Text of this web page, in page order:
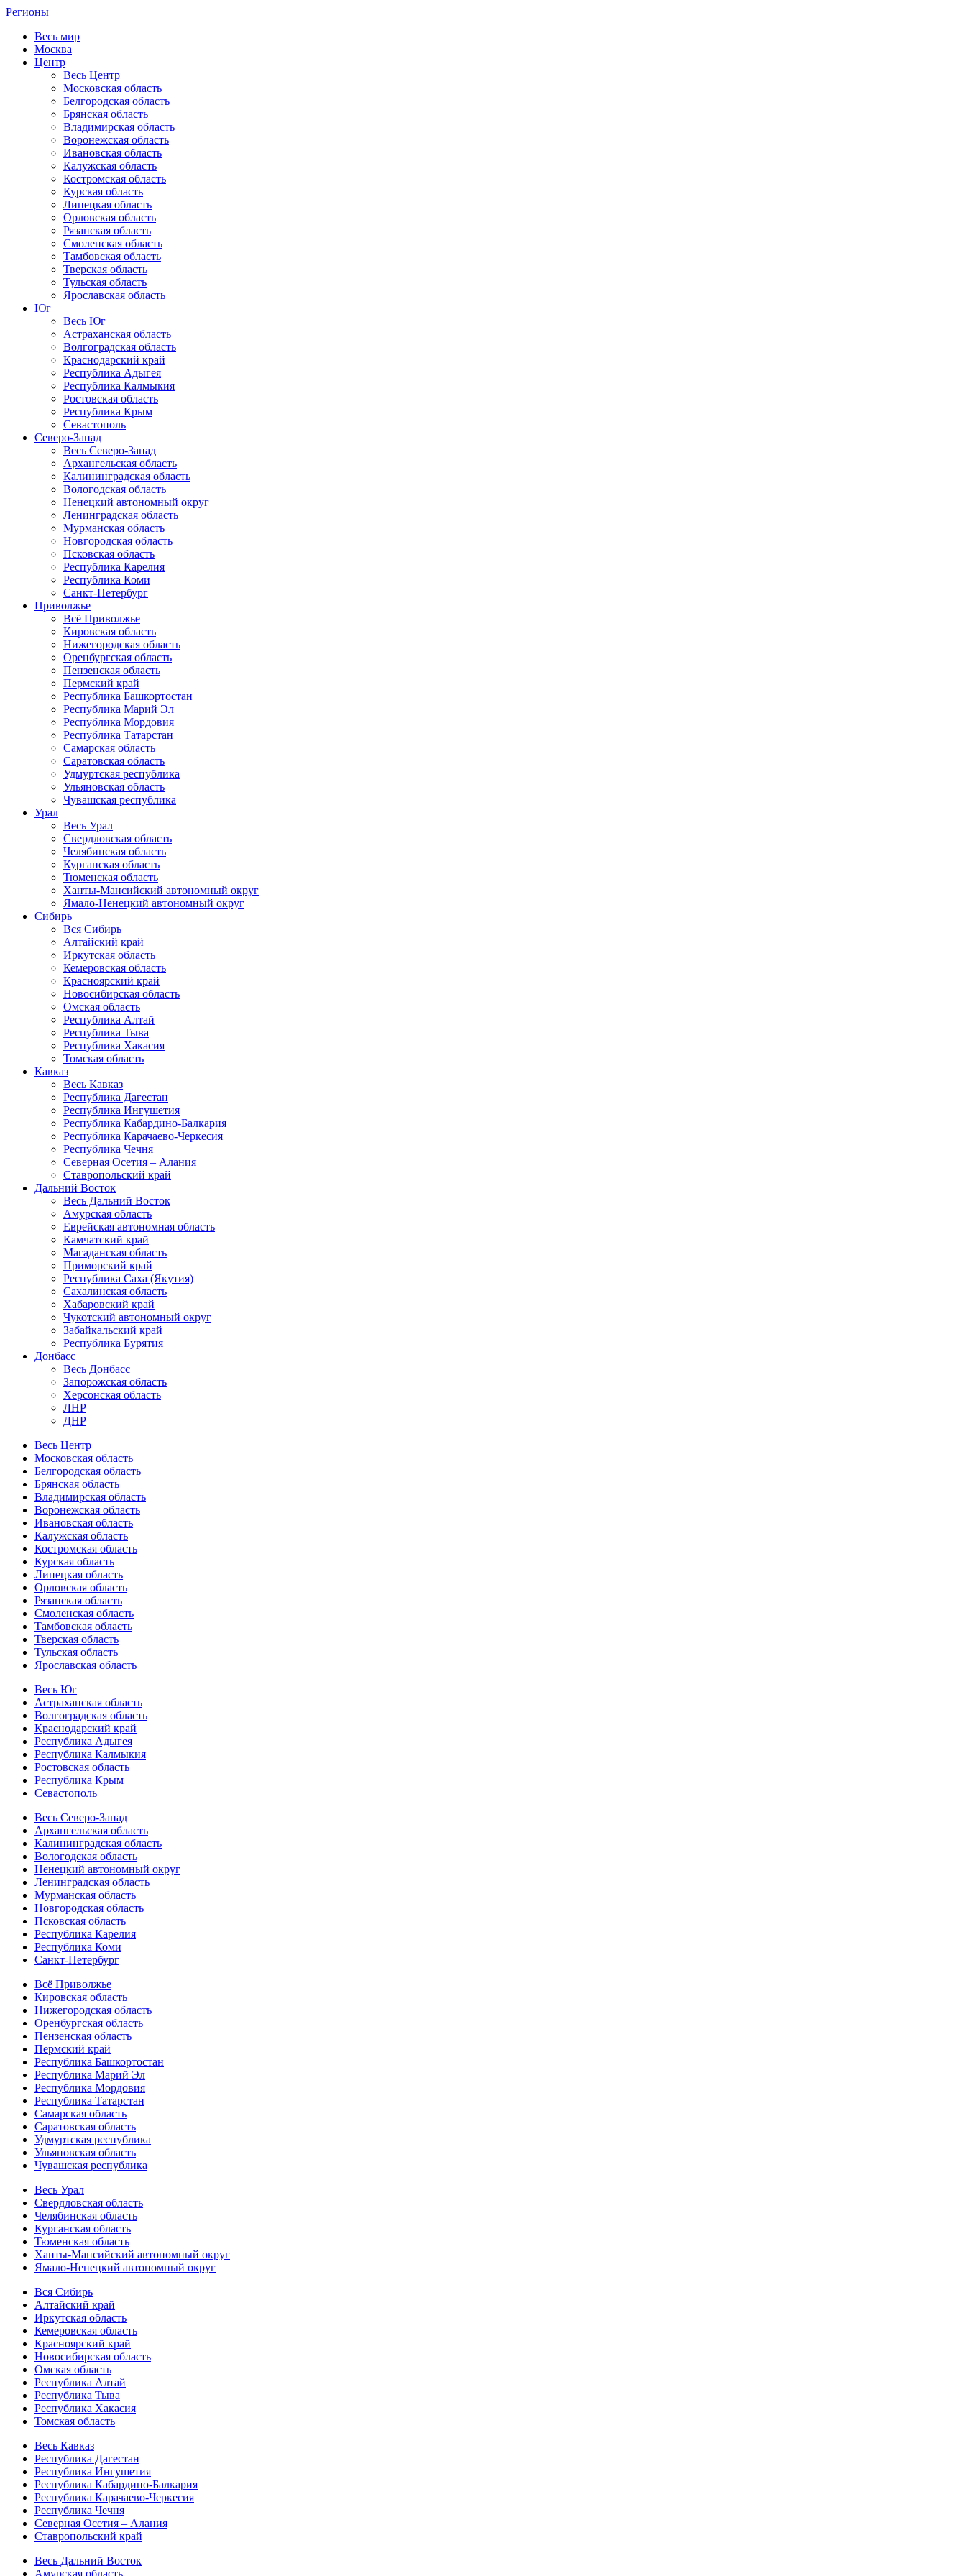
Регионы
Весь мир
Москва
Центр
Весь Центр
Московская область
Белгородская область
Брянская область
Владимирская область
Воронежская область
Ивановская область
Калужская область
Костромская область
Курская область
Липецкая область
Орловская область
Рязанская область
Смоленская область
Тамбовская область
Тверская область
Тульская область
Ярославская область
Юг
Весь Юг
Астраханская область
Волгоградская область
Краснодарский край
Республика Адыгея
Республика Калмыкия
Ростовская область
Республика Крым
Севастополь
Северо-Запад
Весь Северо-Запад
Архангельская область
Калининградская область
Вологодская область
Ненецкий автономный округ
Ленинградская область
Мурманская область
Новгородская область
Псковская область
Республика Карелия
Республика Коми
Санкт-Петербург
Приволжье
Всё Приволжье
Кировская область
Нижегородская область
Оренбургская область
Пензенская область
Пермский край
Республика Башкортостан
Республика Марий Эл
Республика Мордовия
Республика Татарстан
Самарская область
Саратовская область
Удмуртская республика
Ульяновская область
Чувашская республика
Урал
Весь Урал
Свердловская область
Челябинская область
Курганская область
Тюменская область
Ханты-Мансийский автономный округ
Ямало-Ненецкий автономный округ
Сибирь
Вся Сибирь
Алтайский край
Иркутская область
Кемеровская область
Красноярский край
Новосибирская область
Омская область
Республика Алтай
Республика Тыва
Республика Хакасия
Томская область
Кавказ
Весь Кавказ
Республика Дагестан
Республика Ингушетия
Республика Кабардино-Балкария
Республика Карачаево-Черкесия
Республика Чечня
Северная Осетия – Алания
Ставропольский край
Дальний Восток
Весь Дальний Восток
Амурская область
Еврейская автономная область
Камчатский край
Магаданская область
Приморский край
Республика Саха (Якутия)
Сахалинская область
Хабаровский край
Чукотский автономный округ
Забайкальский край
Республика Бурятия
Донбасс
Весь Донбасс
Запорожская область
Херсонская область
ЛНР
ДНР
Весь Центр
Московская область
Белгородская область
Брянская область
Владимирская область
Воронежская область
Ивановская область
Калужская область
Костромская область
Курская область
Липецкая область
Орловская область
Рязанская область
Смоленская область
Тамбовская область
Тверская область
Тульская область
Ярославская область
Весь Юг
Астраханская область
Волгоградская область
Краснодарский край
Республика Адыгея
Республика Калмыкия
Ростовская область
Республика Крым
Севастополь
Весь Северо-Запад
Архангельская область
Калининградская область
Вологодская область
Ненецкий автономный округ
Ленинградская область
Мурманская область
Новгородская область
Псковская область
Республика Карелия
Республика Коми
Санкт-Петербург
Всё Приволжье
Кировская область
Нижегородская область
Оренбургская область
Пензенская область
Пермский край
Республика Башкортостан
Республика Марий Эл
Республика Мордовия
Республика Татарстан
Самарская область
Саратовская область
Удмуртская республика
Ульяновская область
Чувашская республика
Весь Урал
Свердловская область
Челябинская область
Курганская область
Тюменская область
Ханты-Мансийский автономный округ
Ямало-Ненецкий автономный округ
Вся Сибирь
Алтайский край
Иркутская область
Кемеровская область
Красноярский край
Новосибирская область
Омская область
Республика Алтай
Республика Тыва
Республика Хакасия
Томская область
Весь Кавказ
Республика Дагестан
Республика Ингушетия
Республика Кабардино-Балкария
Республика Карачаево-Черкесия
Республика Чечня
Северная Осетия – Алания
Ставропольский край
Весь Дальний Восток
Амурская область